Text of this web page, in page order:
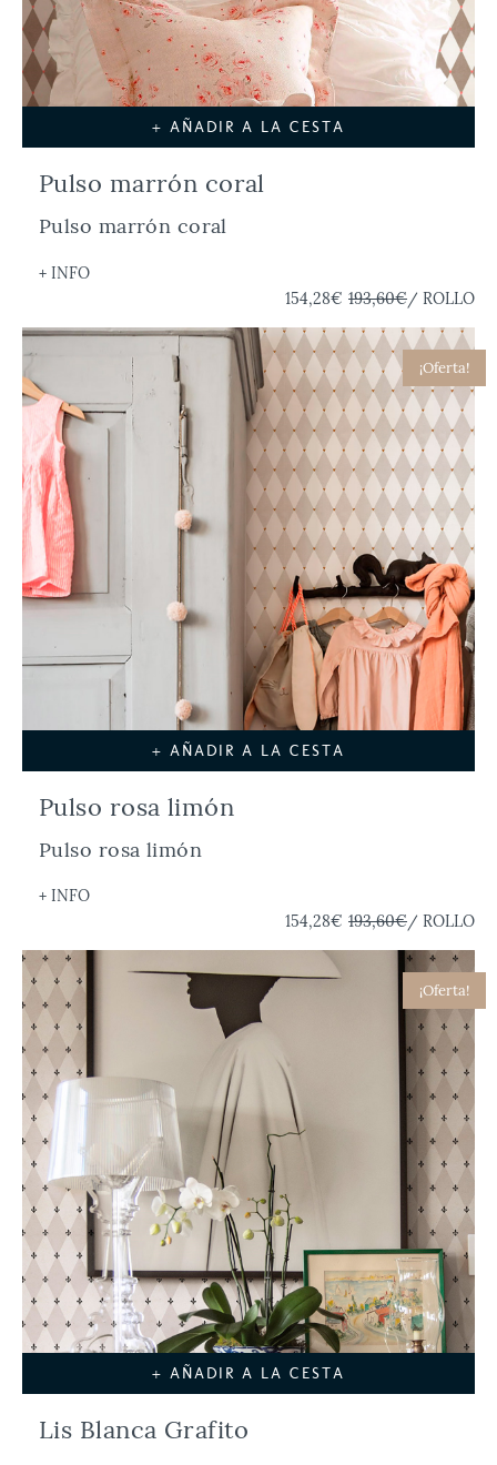
+ AÑADIR A LA CESTA
Pulso marrón coral
Pulso marrón coral
+ INFO
154,28€ 193,60€/ ROLLO
¡Oferta!
+ AÑADIR A LA CESTA
Pulso rosa limón
Pulso rosa limón
+ INFO
154,28€ 193,60€/ ROLLO
¡Oferta!
+ AÑADIR A LA CESTA
Lis Blanca Grafito